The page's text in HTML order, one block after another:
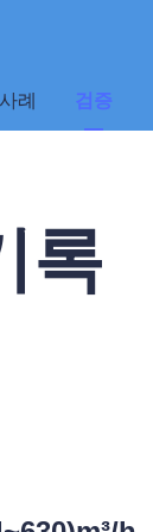
사례 검증
록